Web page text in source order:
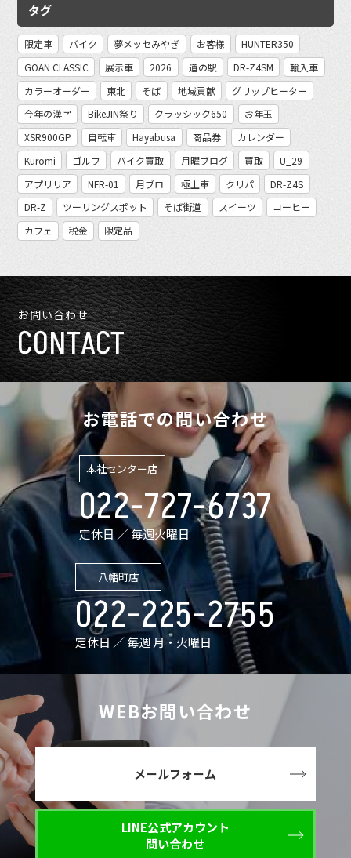
タグ
限定車 バイク 夢メッセみやぎ お客様
HUNTER350
GOAN CLASSIC
展示車 2026 道の駅 DR-Z4SM
輸入車
カラーオーダー
東北 そば 地域貢献
グリップヒーター
今年の漢字
BikeJIN祭り クラッシック650
お年玉
XSR900GP
自転車 Hayabusa 商品券
カレンダー
Kuromi
ゴルフ バイク買取 月曜ブログ 買取
U_29
アプリリア
NFR-01 月ブロ 極上車 クリパ
DR-Z4S
DR-Z
ツーリングスポット そば街道 スイーツ
コーヒー
カフェ
税金 限定品
お問い合わせ
CONTACT
お電話での問い合わせ
本社センター店
022-727-6737
定休日 ／ 毎週火曜日
八幡町店
022-225-2755
定休日 ／ 毎週 月・火曜日
WEBお問い合わせ
メールフォーム
LINE公式アカウント
問い合わせ